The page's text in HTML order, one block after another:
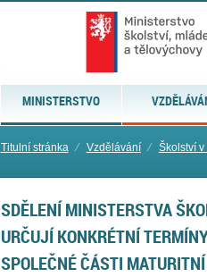
MINISTERSTVO
Titulní stránka ⁄ Vzdělávání ⁄ Školství v
SDĚLENÍ MINISTERSTVA
URČUJÍ KONKRÉTNÍ
SPOLEČNÉ ČÁSTI